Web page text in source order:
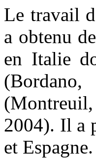
Le travail
a obtenu
en Italie
2004). Il a
et Espagne.